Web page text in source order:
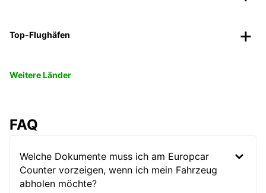
Top-Flughäfen
Weitere Länder
FAQ
Welche Dokumente muss ich am Europcar
Counter vorzeigen, wenn ich mein Fahrzeug
abholen möchte?